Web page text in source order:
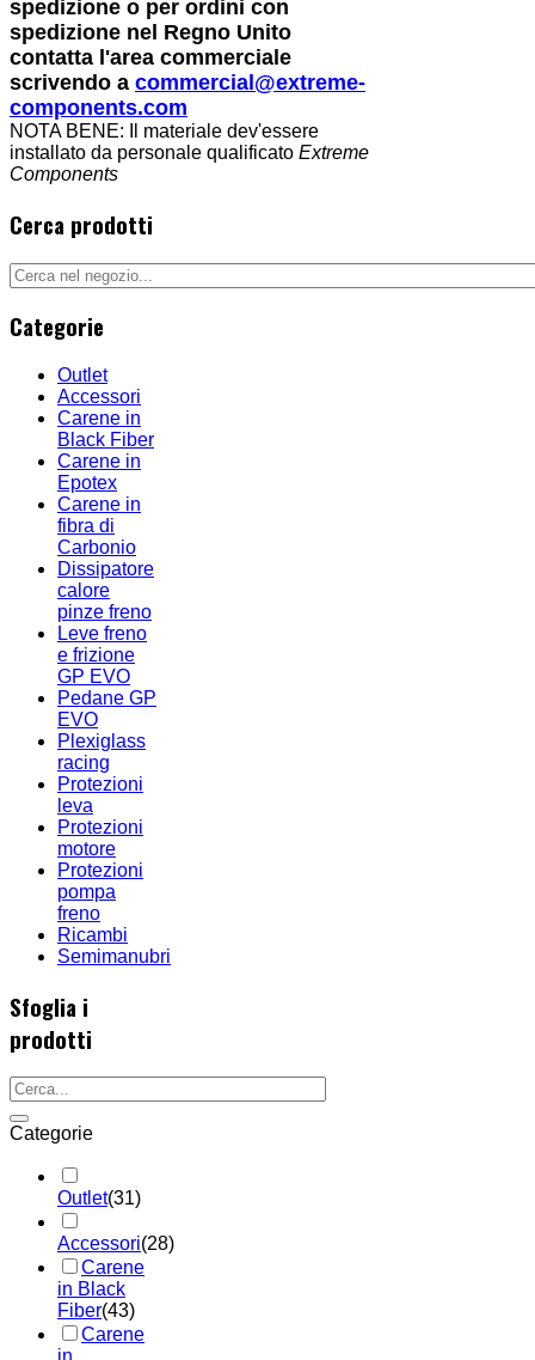
spedizione o per ordini con
spedizione nel Regno Unito
contatta l'area commerciale
scrivendo a commercial@extreme-
components.com
NOTA BENE: Il materiale dev'essere
installato da personale qualificato Extreme
Components
Cerca prodotti
Categorie
Outlet
Accessori
Carene in
Black Fiber
Carene in
Epotex
Carene in
fibra di
Carbonio
Dissipatore
calore
pinze freno
Leve freno
e frizione
GP EVO
Pedane GP
EVO
Plexiglass
racing
Protezioni
leva
Protezioni
motore
Protezioni
pompa
freno
Ricambi
Semimanubri
Sfoglia i
prodotti
Categorie
Outlet(31)
Accessori(28)
Carene
in Black
Fiber(43)
Carene